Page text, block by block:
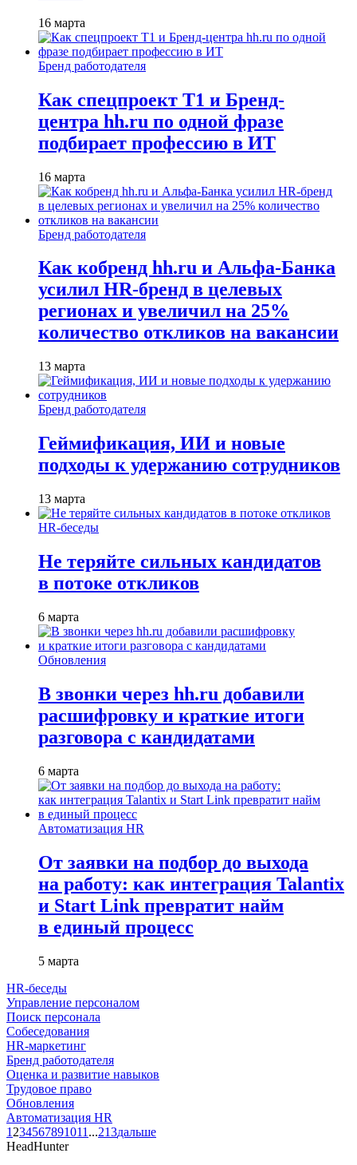
16 марта
Бренд работодателя
Как спецпроект T1 и Бренд-
центра hh.ru по одной фразе
подбирает профессию в ИТ
16 марта
Бренд работодателя
Как кобренд hh.ru и Альфа-Банка
усилил HR-бренд в целевых
регионах и увеличил на 25%
количество откликов на вакансии
13 марта
Бренд работодателя
Геймификация, ИИ и новые
подходы к удержанию сотрудников
13 марта
HR-беседы
Не теряйте сильных кандидатов
в потоке откликов
6 марта
Обновления
В звонки через hh.ru добавили
расшифровку и краткие итоги
разговора с кандидатами
6 марта
Автоматизация HR
От заявки на подбор до выхода
на работу: как интеграция Talantix
и Start Link превратит найм
в единый процесс
5 марта
HR-беседы
Управление персоналом
Поиск персонала
Собеседования
HR-маркетинг
Бренд работодателя
Оценка и развитие навыков
Трудовое право
Обновления
Автоматизация HR
1 234567891011 ...213дальше
HeadHunter